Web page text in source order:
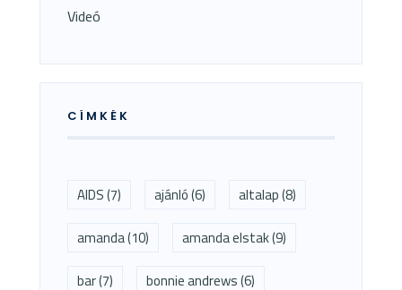
Videó
CÍMKÉK
AIDS(7) ajánló(6) altalap(8)
amanda(10) amanda elstak(9)
bar(7) bonnie andrews(6)